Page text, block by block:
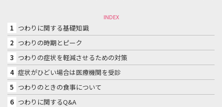
INDEX
1 つわりに関する基礎知識
2 つわりの時期とピーク
3 つわりの症状を軽減させるための対策
4 症状がひどい場合は医療機関を受診
5 つわりのときの食事について
6 つわりに関するQ&A